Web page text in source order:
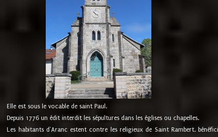
Elle est sous le vocable de saint Paul.
Depuis 1776 un édit interdit les sépultures dans les églises ou chapelles.
Les habitants d'Aranc estent contre les religieux de Saint Rambert,